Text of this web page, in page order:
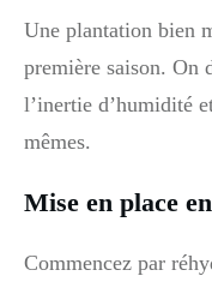
Une plantation bien
première saison. On
l’inertie d’humidité
mêmes.
Mise en place
Commencez par